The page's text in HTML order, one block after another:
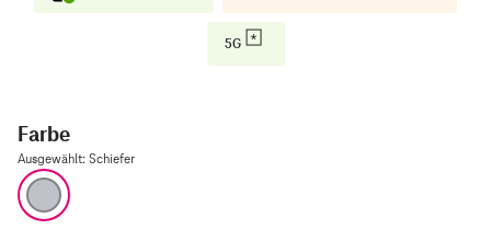
5G
Farbe
Ausgewählt: Schiefer